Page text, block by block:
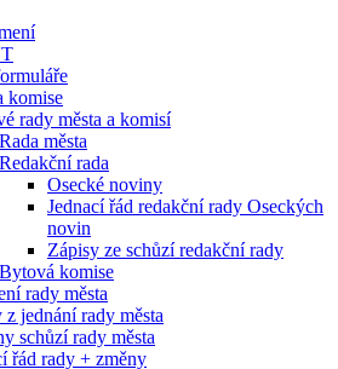
komise
rady města a komisí
Rada města
Redakční rada
Osecké noviny
Jednací řád redakční rady Oseckých
novin
Zápisy ze schůzí redakční rady
Bytová komise
rady města
z jednání rady města
schůzí rady města
řád rady + změny